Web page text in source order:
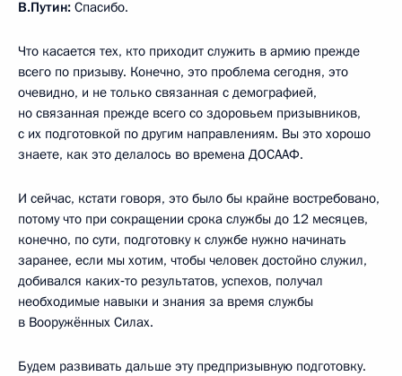
В.Путин: Спасибо.
Что касается тех, кто приходит служить в армию прежде
всего по призыву. Конечно, это проблема сегодня, это
очевидно, и не только связанная с демографией,
но связанная прежде всего со здоровьем призывников,
с их подготовкой по другим направлениям. Вы это хорошо
знаете, как это делалось во времена ДОСААФ.
И сейчас, кстати говоря, это было бы крайне востребовано,
потому что при сокращении срока службы до 12 месяцев,
конечно, по сути, подготовку к службе нужно начинать
заранее, если мы хотим, чтобы человек достойно служил,
добивался каких‑то результатов, успехов, получал
необходимые навыки и знания за время службы
в Вооружённых Силах.
Будем развивать дальше эту предпризывную подготовку.